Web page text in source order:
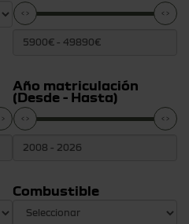
Año matriculación
(Desde - Hasta)
Combustible